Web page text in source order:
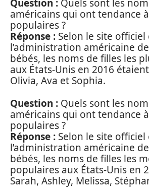
Question : Quels sont les
américains qui ont tendance
populaires ?
Réponse : Selon le site officiel
l’administration américaine
bébés, les noms de filles les
aux États-Unis en 2016
Olivia, Ava et Sophia.
Question : Quels sont les
américains qui ont tendance
populaires ?
Réponse : Selon le site officiel
l’administration américaine
bébés, les noms de filles les
populaires aux États-Unis en
Sarah, Ashley, Melissa,